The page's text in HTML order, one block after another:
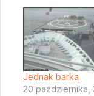
informacja ma
ukrytych
sobie - po
wygląda na to
stracił trochę
do planów
Jednak barka
20 października,